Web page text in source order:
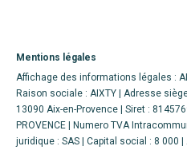
Mentions légales
Affichage des informations légales :
Raison sociale : AIXTY | Adresse
13090 Aix-en-Provence | Siret :
PROVENCE | Numero TVA
juridique : SAS | Capital social : 8 000 |